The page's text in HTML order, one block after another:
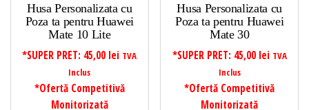
Husa Personalizata cu
Poza ta pentru Huawei
Mate 10 Lite
*SUPER PRET: 45,00 lei TVA
Inclus
*Ofertă Competitivă
Monitorizată
Husa Personalizata cu
Poza ta pentru Huawei
Mate 30
*SUPER PRET: 45,00 lei TVA
Inclus
*Ofertă Competitivă
Monitorizată